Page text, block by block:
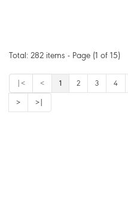
Total: 282 items - Page (1 of 15)
|< < 1 2 3 4
> >|